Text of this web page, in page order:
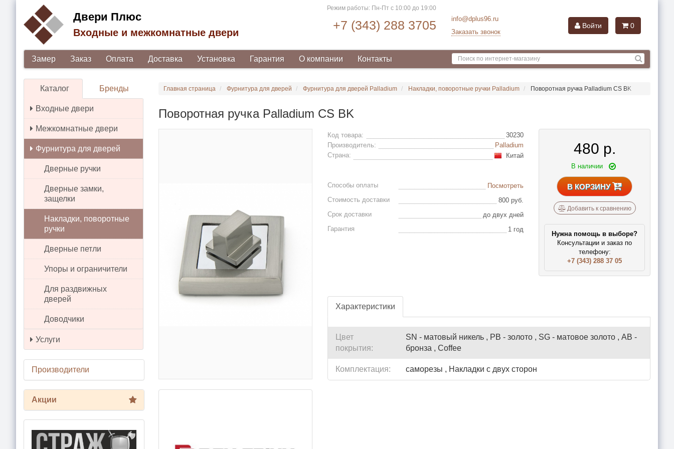
Двери Плюс
Входные и межкомнатные двери
Режим работы: Пн-Пт с 10:00 до 19:00
+7 (343) 288 3705
info@dplus96.ru
Заказать звонок
Войти 0
Замер Заказ Оплата Доставка Установка Гарантия О компании Контакты
Каталог Бренды
Входные двери
Межкомнатные двери
Фурнитура для дверей
Дверные ручки
Дверные замки,
защелки
Накладки, поворотные
ручки
Дверные петли
Упоры и ограничители
Для раздвижных
дверей
Доводчики
Услуги
Производители
Акции
Главная страница Фурнитура для дверей Фурнитура для дверей Palladium Накладки, поворотные ручки Palladium Поворотная ручка Palladium CS BK
Поворотная ручка Palladium CS BK
Код товара:
30230
Производитель:
Palladium
Страна:
Китай
Способы оплаты
Посмотреть
Стоимость доставки
800 руб.
Срок доставки
до двух дней
Гарантия
1 год
480 р.
В наличии
В КОРЗИНУ
Добавить к сравнению
Нужна помощь в выборе?
Консультации и заказ по
телефону:
+7 (343) 288 37 05
Характеристики
Цвет
покрытия:
SN - матовый никель , PB - золото , SG - матовое золото , AB -
бронза , Coffee
Комплектация: саморезы , Накладки с двух сторон